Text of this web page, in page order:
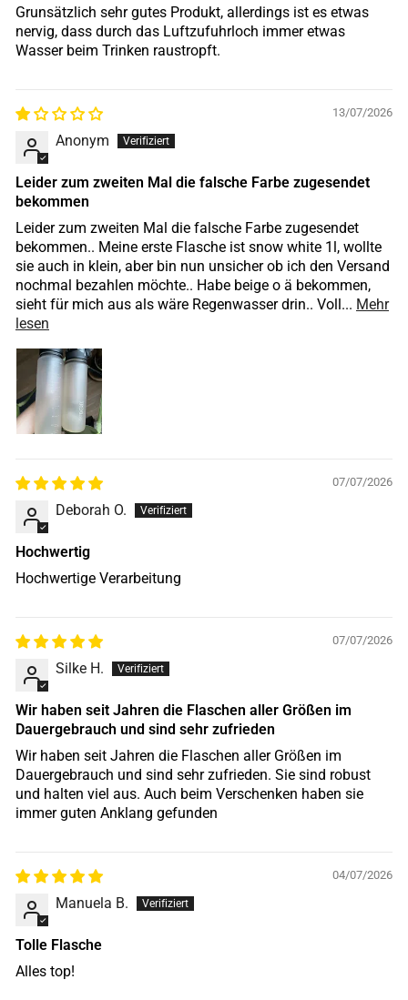
Grunsätzlich sehr gutes Produkt, allerdings ist es etwas
nervig, dass durch das Luftzufuhrloch immer etwas
Wasser beim Trinken raustropft.
13/07/2026
Anonym
Leider zum zweiten Mal die falsche Farbe zugesendet
bekommen
Leider zum zweiten Mal die falsche Farbe zugesendet
bekommen.. Meine erste Flasche ist snow white 1l, wollte
sie auch in klein, aber bin nun unsicher ob ich den Versand
nochmal bezahlen möchte.. Habe beige o ä bekommen,
sieht für mich aus als wäre Regenwasser drin.. Voll... Mehr
lesen
07/07/2026
Deborah O.
Hochwertig
Hochwertige Verarbeitung
07/07/2026
Silke H.
Wir haben seit Jahren die Flaschen aller Größen im
Dauergebrauch und sind sehr zufrieden
Wir haben seit Jahren die Flaschen aller Größen im
Dauergebrauch und sind sehr zufrieden. Sie sind robust
und halten viel aus. Auch beim Verschenken haben sie
immer guten Anklang gefunden
04/07/2026
Manuela B.
Tolle Flasche
Alles top!